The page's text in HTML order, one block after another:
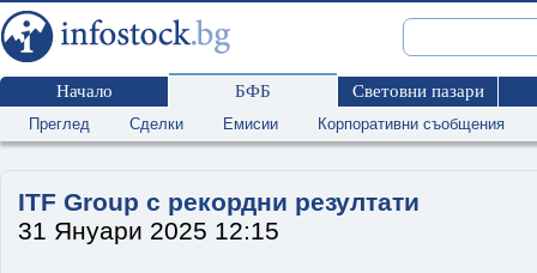
Начало БФБ Световни пазари
Преглед Сделки Емисии Корпоративни съобщения
ITF Group с рекордни резултати
31 Януари 2025 12:15